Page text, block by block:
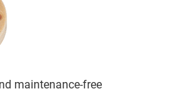
maintenance-free